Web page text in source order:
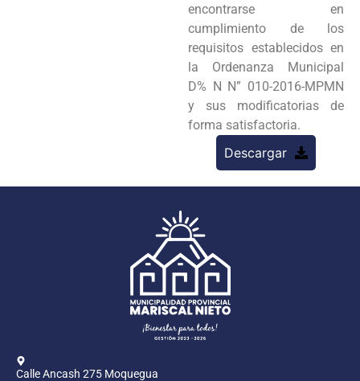
encontrarse en
cumplimiento de los
requisitos establecidos en
la Ordenanza Municipal
D% N N” 010-2016-MPMN
y sus modificatorias de
forma satisfactoria.
Descargar
Calle Ancash 275 Moquegua